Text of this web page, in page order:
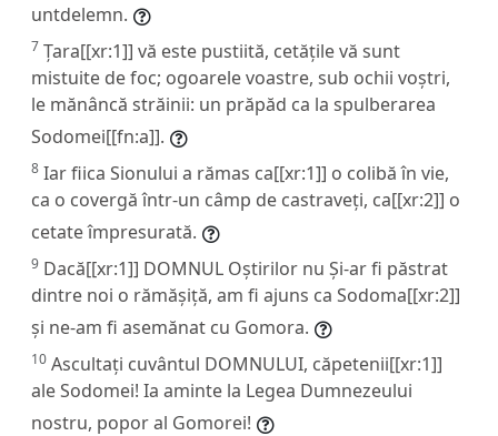
untdelemn.
7 Țara[[xr:1]] vă este pustiită, cetățile vă sunt
mistuite de foc; ogoarele voastre, sub ochii voștri,
le mănâncă străinii: un prăpăd ca la spulberarea
Sodomei[[fn:a]].
8 Iar fiica Sionului a rămas ca[[xr:1]] o colibă în vie,
ca o covergă într-un câmp de castraveți, ca[[xr:2]] o
cetate împresurată.
9 Dacă[[xr:1]] DOMNUL Oștirilor nu Și-ar fi păstrat
dintre noi o rămășiță, am fi ajuns ca Sodoma[[xr:2]]
și ne-am fi asemănat cu Gomora.
10 Ascultați cuvântul DOMNULUI, căpetenii[[xr:1]]
ale Sodomei! Ia aminte la Legea Dumnezeului
nostru, popor al Gomorei!